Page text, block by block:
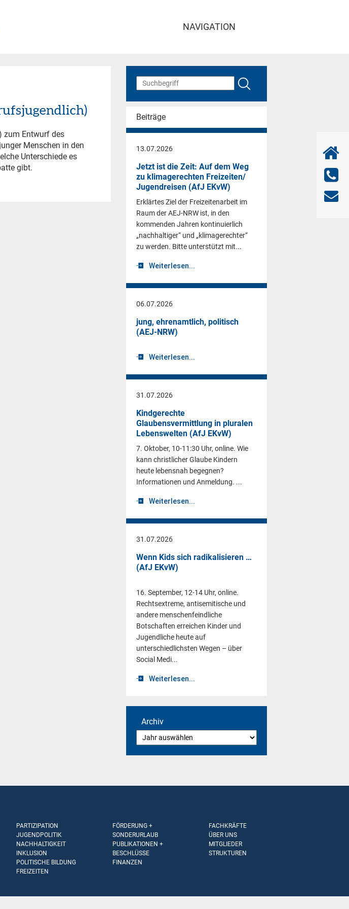
NAVIGATION
zum Entwurf des
Menschen in den
Unterschiede es
gibt.
Beiträge
13.07.2026
Jetzt ist die Zeit: Auf dem Weg
zu klimagerechten Freizeiten/
Jugendreisen (AfJ EKvW)
Erklärtes Ziel der Freizeitenarbeit im
Raum der AEJ-NRW ist, in den
kommenden Jahren kontinuierlich
„nachhaltiger“ und „klimagerechter“
zu werden. Bitte unterstützt mit...
Weiterlesen...
06.07.2026
jung, ehrenamtlich, politisch
(AEJ-NRW)
Weiterlesen...
31.07.2026
Kindgerechte
Glaubensvermittlung in pluralen
Lebenswelten (AfJ EKvW)
7. Oktober, 10-11:30 Uhr, online. Wie
kann christlicher Glaube Kindern
heute lebensnah begegnen?
Informationen und Anmeldung. ...
Weiterlesen...
31.07.2026
Wenn Kids sich radikalisieren …
(AfJ EKvW)
16. September, 12-14 Uhr, online.
Rechtsextreme, antisemitische und
andere menschenfeindliche
Botschaften erreichen Kinder und
Jugendliche heute auf
unterschiedlichsten Wegen – über
Social Medi...
Weiterlesen...
Archiv
PARTIZIPATION
JUGENDPOLITIK
NACHHALTIGKEIT
INKLUSION
POLITISCHE BILDUNG
FREIZEITEN
FÖRDERUNG +
SONDERURLAUB
PUBLIKATIONEN +
BESCHLÜSSE
FINANZEN
FACHKRÄFTE
ÜBER UNS
MITGLIEDER
STRUKTUREN